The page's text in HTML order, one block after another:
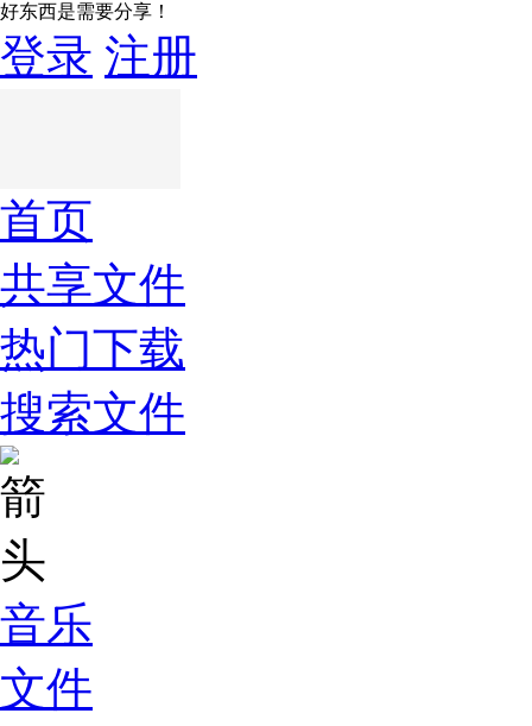
好东西是需要分享！
登录 注册
首页
共享文件
热门下载
搜索文件
音乐
文件